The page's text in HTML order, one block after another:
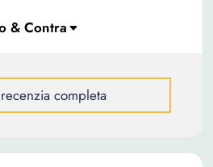
completa